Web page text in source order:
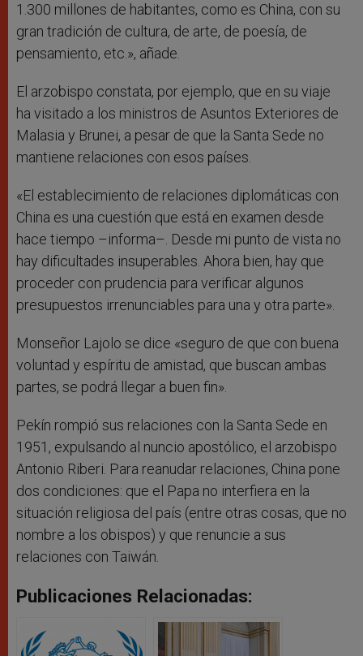
1.300 millones de habitantes, como es China, con su
gran tradición de cultura, de arte, de poesía, de
pensamiento, etc.», añade.
El arzobispo constata, por ejemplo, que en su viaje
ha visitado a los ministros de Asuntos Exteriores de
Malasia y Brunei, a pesar de que la Santa Sede no
mantiene relaciones con esos países.
«El establecimiento de relaciones diplomáticas con
China es una cuestión que está en examen desde
hace tiempo –informa–. Desde mi punto de vista no
hay dificultades insuperables. Ahora bien, hay que
proceder con prudencia para verificar algunos
presupuestos irrenunciables para una y otra parte».
Monseñor Lajolo se dice «seguro de que con buena
voluntad y espíritu de amistad, que buscan ambas
partes, se podrá llegar a buen fin».
Pekín rompió sus relaciones con la Santa Sede en
1951, expulsando al nuncio apostólico, el arzobispo
Antonio Riberi. Para reanudar relaciones, China pone
dos condiciones: que el Papa no interfiera en la
situación religiosa del país (entre otras cosas, que no
nombre a los obispos) y que renuncie a sus
relaciones con Taiwán.
Publicaciones Relacionadas: